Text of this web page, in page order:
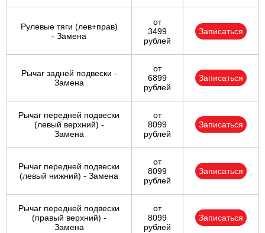
Рулевые тяги (лев+прав)
- Замена
от
3499
рублей
Записаться
Рычаг задней подвески -
Замена
от
6899
рублей
Записаться
Рычаг передней подвески
(левый верхний) -
Замена
от
8099
рублей
Записаться
Рычаг передней подвески
(левый нижний) - Замена
от
8099
рублей
Записаться
Рычаг передней подвески
(правый верхний) -
Замена
от
8099
рублей
Записаться